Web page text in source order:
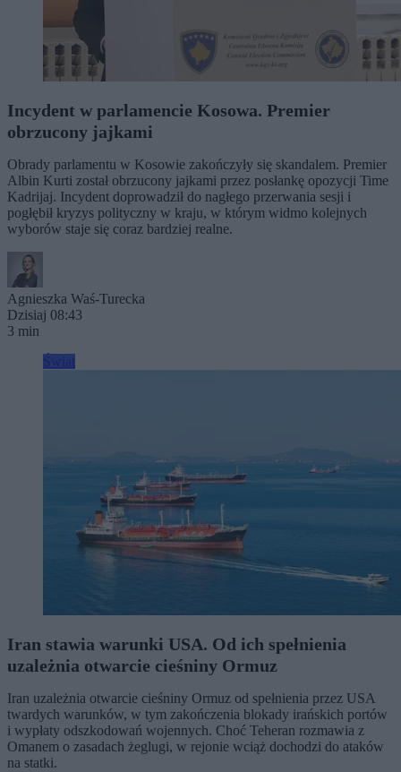
Incydent w parlamencie Kosowa. Premier
obrzucony jajkami
Obrady parlamentu w Kosowie zakończyły się skandalem. Premier
Albin Kurti został obrzucony jajkami przez posłankę opozycji Time
Kadrijaj. Incydent doprowadził do nagłego przerwania sesji i
pogłębił kryzys polityczny w kraju, w którym widmo kolejnych
wyborów staje się coraz bardziej realne.
Agnieszka Waś-Turecka
Dzisiaj 08:43
3 min
Iran stawia warunki USA. Od ich spełnienia
uzależnia otwarcie cieśniny Ormuz
Iran uzależnia otwarcie cieśniny Ormuz od spełnienia przez USA
twardych warunków, w tym zakończenia blokady irańskich portów
i wypłaty odszkodowań wojennych. Choć Teheran rozmawia z
Omanem o zasadach żeglugi, w rejonie wciąż dochodzi do ataków
na statki.